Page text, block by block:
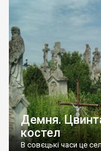
інший бік Дністра.
офіційно, ніби то
будівництво храму
Демня.
костел
В совєцькі часи це